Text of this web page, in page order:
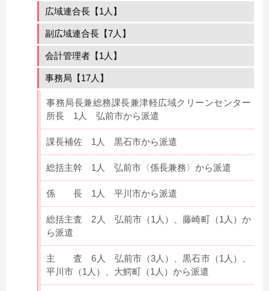
広域連合長【1人】
副広域連合長【7人】
会計管理者【1人】
事務局【17人】
事務局長兼総務課長兼津軽広域クリーンセンター
所長 1人 弘前市から派遣
課長補佐 1人 黒石市から派遣
総括主幹 1人 弘前市〈係長兼務〉から派遣
係 長 1人 平川市から派遣
総括主査 2人 弘前市（1人）、藤崎町（1人）か
ら派遣
主 査 6人 弘前市（3人）、黒石市（1人）、
平川市（1人）、大鰐町（1人）から派遣